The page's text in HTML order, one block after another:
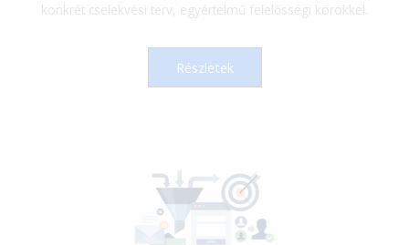
konkrét cselekvési terv, egyértelmű felelősségi körökkel.
Részletek